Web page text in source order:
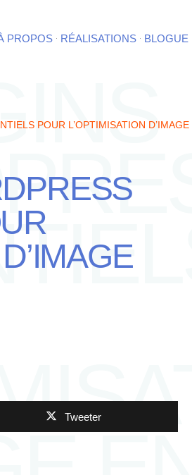
PROPOS · RÉALISATIONS · BLOGUE
POUR L’OPTIMISATION
Tweeter